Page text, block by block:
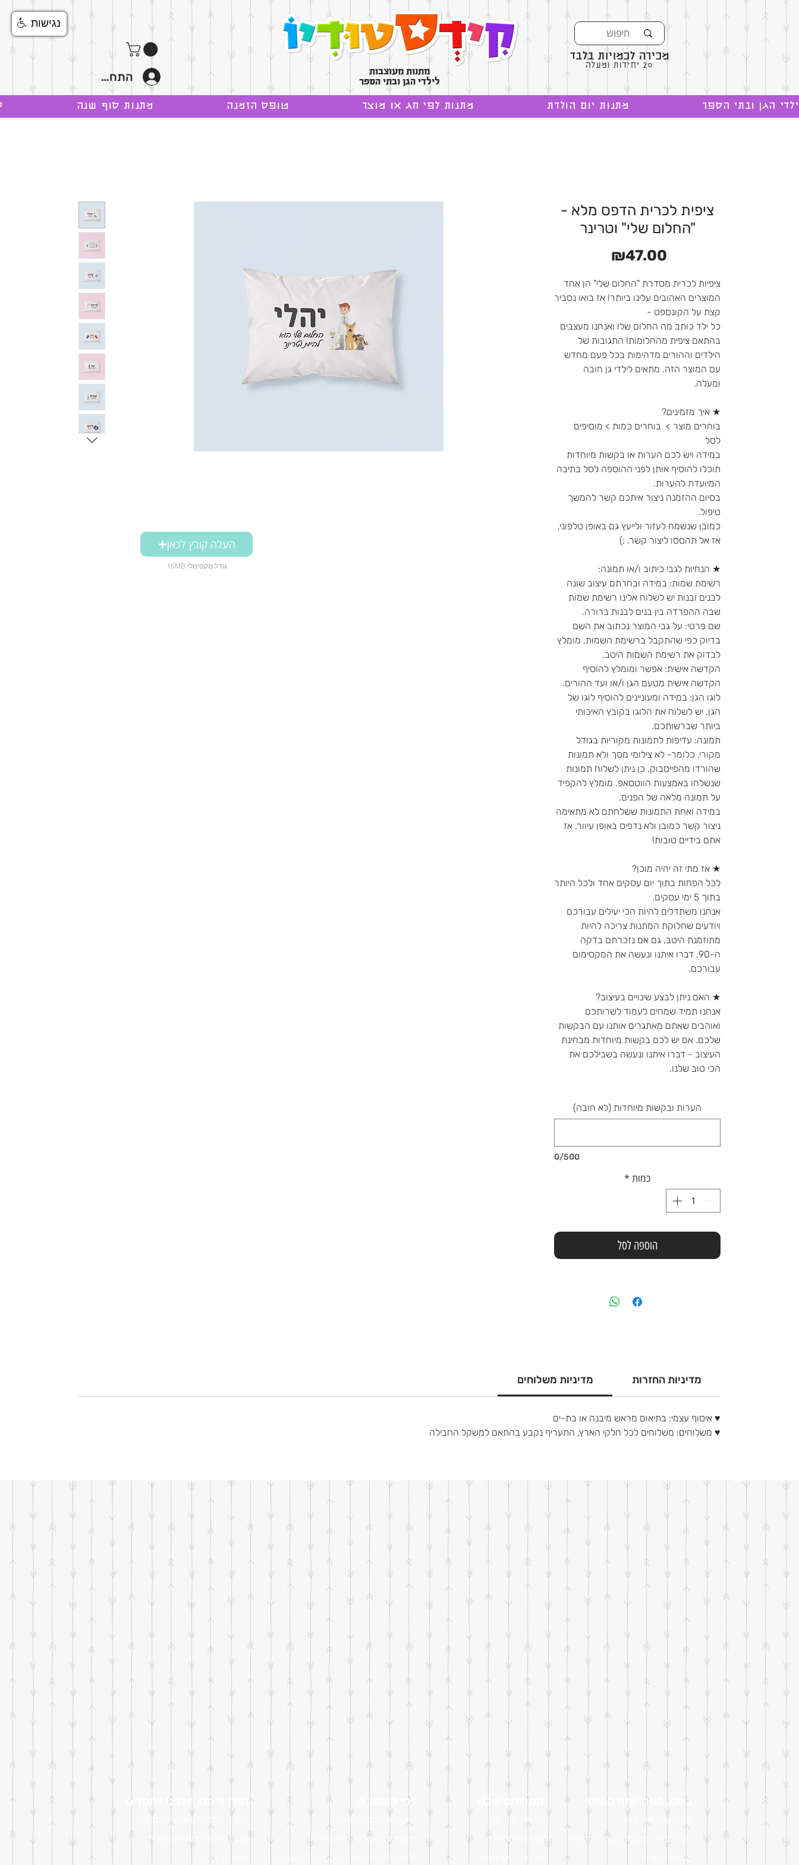
התחבר
מתנות מעוצבות
לילדי הגן ובתי הספר
מכירה לכמויות בלבד
20 יחידות ומעלה
הגן ובתי הספר מתנות יום הולדת מתנות לפי חג או מוצר טופס הזמנה מתנות סוף שנה
ציפית לכרית הדפס מלא -
"החלום שלי" וטרינר
₪47.00
ציפיות לכרית מסדרת "החלום שלי" הן אחד
המוצרים האהובים עלינו ביותר! אז בואו נסביר
קצת על הקונספט -
כל ילד כותב מה החלום שלו ואנחנו מעצבים
בהתאם ציפית מהחלומות! התגובות של
הילדים וההורים מדהימות בכל פעם מחדש
עם המוצר הזה. מתאים לילדי גן חובה
ומעלה.
★ איך מזמינים?
בוחרים מוצר > בוחרים כמות > מוסיפים
לסל
במידה ויש לכם הערות או בקשות מיוחדות
תוכלו להוסיף אותן לפני ההוספה לסל בתיבה
המיועדת להערות.
בסיום ההזמנה ניצור איתכם קשר להמשך
טיפול.
כמובן שנשמח לעזור ולייעץ גם באופן טלפוני,
אז אל תהססו ליצור קשר. :)
★ הנחיות לגבי כיתוב ו/או תמונה:
רשימת שמות: במידה ובחרתם עיצוב שונה
לבנים ובנות יש לשלוח אלינו רשימת שמות
שבה ההפרדה בין בנים לבנות ברורה.
שם פרטי: על גבי המוצר נכתוב את השם
בדיוק כפי שהתקבל ברשימת השמות, מומלץ
לבדוק את רשימת השמות היטב.
הקדשה אישית: אפשר ומומלץ להוסיף
הקדשה אישית מטעם הגן ו/או ועד ההורים.
לוגו הגן: במידה ומעוניינים להוסיף לוגו של
הגן, יש לשלוח את הלוגו בקובץ האיכותי
ביותר שברשותכם.
תמונה: עדיפות לתמונות מקוריות בגודל
מקורי. כלומר- לא צילומי מסך ולא תמונות
שהורדו מהפייסבוק. כן ניתן לשלוח תמונות
שנשלחו באמצעות הווטסאפ. מומלץ להקפיד
על תמונה מלאה של הפנים.
במידה ואחת התמונות ששלחתם לא מתאימה
ניצור קשר כמובן ולא נדפיס באופן עיוור. אז
אתם בידיים טובות!
★ אז מתי זה יהיה מוכן?
לכל הפחות בתוך יום עסקים אחד ולכל היותר
בתוך 5 ימי עסקים.
אנחנו משתדלים להיות הכי יעילים עבורכם
ויודעים שחלוקת המתנות צריכה להיות
מתוזמנת היטב, גם אם נזכרתם בדקה
ה-90, דברו איתנו ונעשה את המקסימום
עבורכם.
★ האם ניתן לבצע שינויים בעיצוב?
אנחנו תמיד שמחים לעמוד לשרותכם
ואוהבים שאתם מאתגרים אותנו עם הבקשות
שלכם. אם יש לכם בקשות מיוחדות מבחינת
העיצוב - דברו איתנו ונעשה בשבילכם את
הכי טוב שלנו.
הערות ובקשות מיוחדות (לא חובה)
0/500
כמות *
הוספה לסל
מדיניות משלוחים מדיניות החזרות
♥ איסוף עצמי: בתיאום מראש מיבנה או בת-ים
♥ משלוחים: משלוחים לכל חלקי הארץ, התעריף נקבע בהתאם למשקל החבילה
העלה קובץ לכאן
15MB גודל מקסימלי
דברו איתנו, אנחנו נחמדים
מתנות לילדי הגנים ובתי הספר
עוסק מורשה, מאמיז מתנות
נאות רבין, יבנה
לפי קטגוריה
מתנות לעולים לכיתה א'
מתנות עם ציור או קריקטורה
מתנות למסיבת תורה או מקבלי השבת
קטלוגים שלנו
מתנות סוף שנה
מתנות יום הולדת
מתנות ראש השנה
ניווט, כמה שזה פשוט
למה שתבחרו בנו?
איך תבחרו מתנות בצורה מיטבית
מבצעים שלנו
נגישות